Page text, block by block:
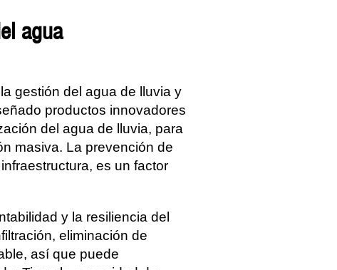
agua
gestión del agua de lluvia y
productos innovadores
del agua de lluvia, para
masiva. La prevención de
es un factor
y la resiliencia del
eliminación de
así que puede